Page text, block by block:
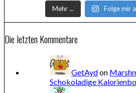
Mehr ... Folge mir
Die letzten Kommentare
GetAydon
Schokoladige